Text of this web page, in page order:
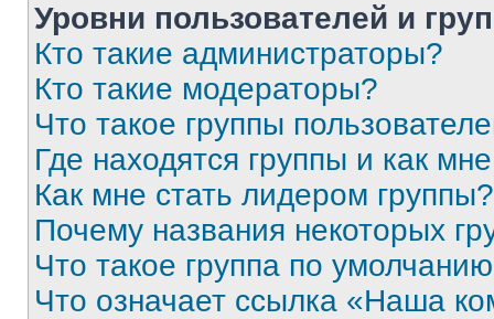
Уровни пользователей и
Кто такие администраторы?
Кто такие модераторы?
Что такое группы
Где находятся группы и как
Как мне стать лидером группы?
Почему названия некоторых
Что такое группа по
Что означает ссылка «Наша